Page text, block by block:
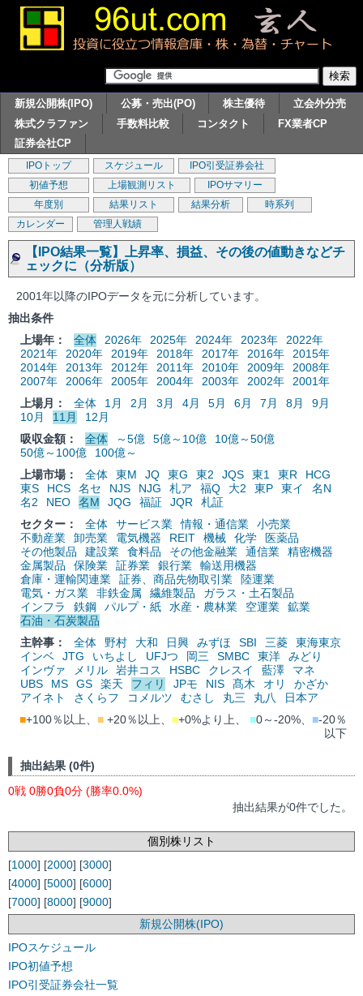
新規公開株(IPO) 公募・売出(PO) 株主優待
立会外分売
株式クラファン
手数料比較 コンタクト
FX業者CP
証券会社CP
IPOトップ スケジュール
IPO引受証券会社
初値予想
上場観測リスト
IPOサマリー
年度別
結果リスト 結果分析
時系列
カレンダー
管理人戦績
【IPO結果一覧】上昇率、損益、その後の値動きなどチ
ェックに（分析版）
2001年以降のIPOデータを元に分析しています。
抽出条件
上場年：
全体 2026年 2025年 2024年 2023年
2022年
2021年
2020年 2019年 2018年 2017年 2016年
2015年
2014年
2013年 2012年 2011年 2010年 2009年
2008年
2007年
2006年 2005年 2004年 2003年 2002年
2001年
上場月：
全体 1月 2月 3月 4月 5月 6月 7月 8月
9月
10月
11月
12月
吸収金額：
全体 ～5億 5億～10億
10億～50億
50億～100億
100億～
上場市場：
全体 東M JQ 東G 東2 JQS 東1 東R
HCG
東S
HCS 名セ NJS NJG 札ア 福Q 大2 東P 東イ
名N
名2
NEO 名M JQG 福証 JQR
札証
セクター：
全体 サービス業 情報・通信業
小売業
不動産業
卸売業 電気機器 REIT 機械 化学
医薬品
その他製品
建設業 食料品 その他金融業 通信業
精密機器
金属製品
保険業 証券業 銀行業
輸送用機器
倉庫・運輸関連業
証券、商品先物取引業
陸運業
電気・ガス業
非鉄金属 繊維製品
ガラス・土石製品
インフラ
鉄鋼 パルプ・紙 水産・農林業 空運業
鉱業
石油・石炭製品
主幹事：
全体 野村 大和 日興 みずほ SBI 三菱
東海東京
インベ
JTG いちよし UFJつ 岡三 SMBC 東洋
みどり
インヴァ
メリル 岩井コス HSBC クレスイ 藍澤
マネ
UBS
MS GS 楽天 フィリ JPモ NIS 髙木 オリ
かざか
アイネト
さくらフ コメルツ むさし 丸三 丸八
日本ア
■+100％以上、 ■ +20％以上、 ■+0%より上、 ■0～-20%、 ■-20％
以下
抽出結果 (0件)
0戦 0勝0負0分 (勝率0.0%)
抽出結果が0件でした。
個別株リスト
[1000] [2000] [3000]
[4000] [5000] [6000]
[7000] [8000] [9000]
新規公開株(IPO)
IPOスケジュール
IPO初値予想
IPO引受証券会社一覧